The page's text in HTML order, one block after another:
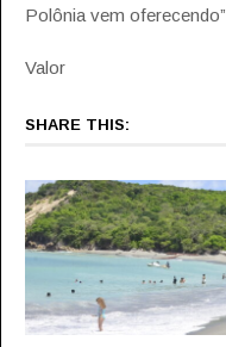
Polônia vem
Valor
SHARE THIS: